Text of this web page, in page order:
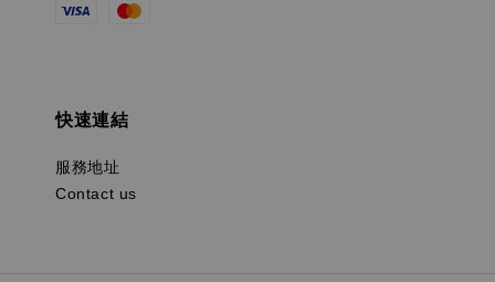
快速連結
服務地址
Contact us